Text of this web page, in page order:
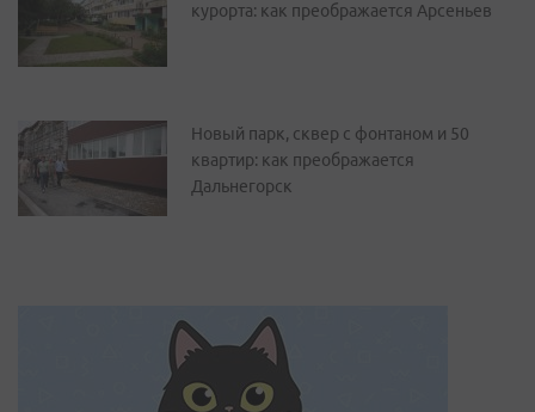
курорта: как преображается Арсеньев
Новый парк, сквер с фонтаном и 50
квартир: как преображается
Дальнегорск